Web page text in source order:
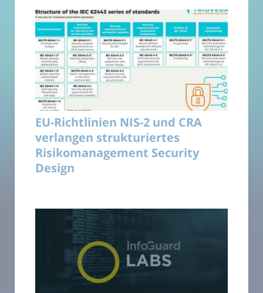
EU-Richtlinien NIS-2 und CRA
verlangen strukturiertes
Risikomanagement Security
Design